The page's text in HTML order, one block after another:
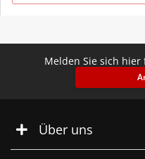
Melden Sie sich
Über uns